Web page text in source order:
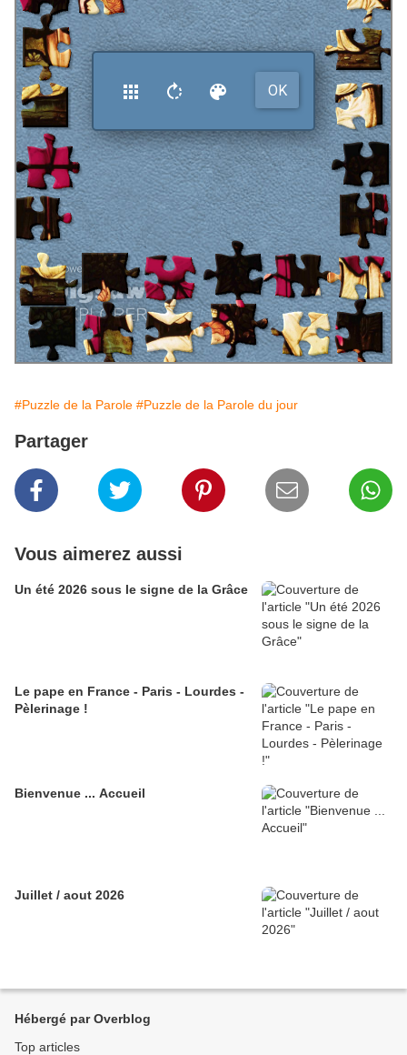
#Puzzle de la Parole #Puzzle de la Parole du jour
Partager
Vous aimerez aussi
Un été 2026 sous le signe de la Grâce
Le pape en France - Paris - Lourdes -
Pèlerinage !
Bienvenue ... Accueil
Juillet / aout 2026
Hébergé par Overblog
Top articles